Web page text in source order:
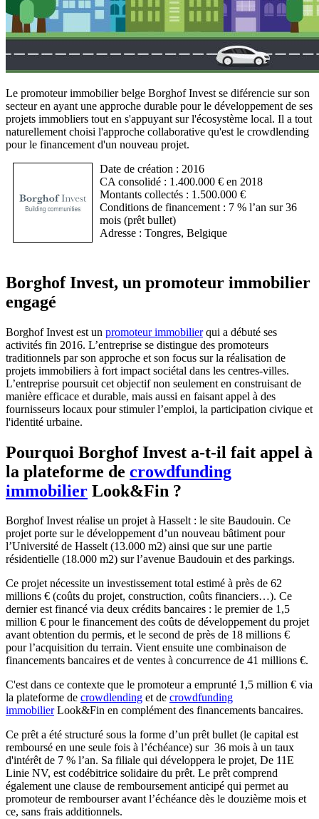
Le promoteur immobilier belge Borghof Invest se diférencie sur son
secteur en ayant une approche durable pour le développement de ses
projets immobliers tout en s'appuyant sur l'écosystème local. Il a tout
naturellement choisi l'approche collaborative qu'est le crowdlending
pour le financement d'un nouveau projet.
Date de création : 2016
CA consolidé : 1.400.000 € en 2018
Montants collectés : 1.500.000 €
Conditions de financement : 7 % l’an sur 36
mois (prêt bullet)
Adresse : Tongres, Belgique
Borghof Invest, un promoteur immobilier
engagé
Borghof Invest est un promoteur immobilierqui a débuté ses
activités fin 2016. L’entreprise se distingue des promoteurs
traditionnels par son approche et son focus sur la réalisation de
projets immobiliers à fort impact sociétal dans les centres-villes.
L’entreprise poursuit cet objectif non seulement en construisant de
manière efficace et durable, mais aussi en faisant appel à des
fournisseurs locaux pour stimuler l’emploi, la participation civique et
l'identité urbaine.
Pourquoi Borghof Invest a-t-il fait appel à
la plateforme de crowdfunding
immobilier Look&Fin ?
Borghof Invest réalise un projet à Hasselt : le site Baudouin. Ce
projet porte sur le développement d’un nouveau bâtiment pour
l’Université de Hasselt (13.000 m2) ainsi que sur une partie
résidentielle (18.000 m2) sur l’avenue Baudouin et des parkings.
Ce projet nécessite un investissement total estimé à près de 62
millions € (coûts du projet, construction, coûts financiers…). Ce
dernier est financé via deux crédits bancaires : le premier de 1,5
million € pour le financement des coûts de développement du projet
avant obtention du permis, et le second de près de 18 millions €
pour l’acquisition du terrain. Vient ensuite une combinaison de
financements bancaires et de ventes à concurrence de 41 millions €.
C'est dans ce contexte que le promoteur a emprunté 1,5 million € via
la plateforme de crowdlending et de crowdfunding
immobilierLook&Fin en complément des financements bancaires.
Ce prêt a été structuré sous la forme d’un prêt bullet (le capital est
remboursé en une seule fois à l’échéance) sur 36 mois à un taux
d'intérêt de 7 % l’an. Sa filiale qui développera le projet, De 11E
Linie NV, est codébitrice solidaire du prêt. Le prêt comprend
également une clause de remboursement anticipé qui permet au
promoteur de rembourser avant l’échéance dès le douzième mois et
ce, sans frais additionnels.